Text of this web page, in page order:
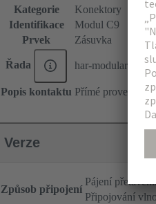
Kategorie
Konektory
Identifikace
Modul C9
Prvek
Zásuvka
Řada har-modular®
Popis kontaktu Přímé provedení
Verze
Způsob připojení
Pájení
Připojování